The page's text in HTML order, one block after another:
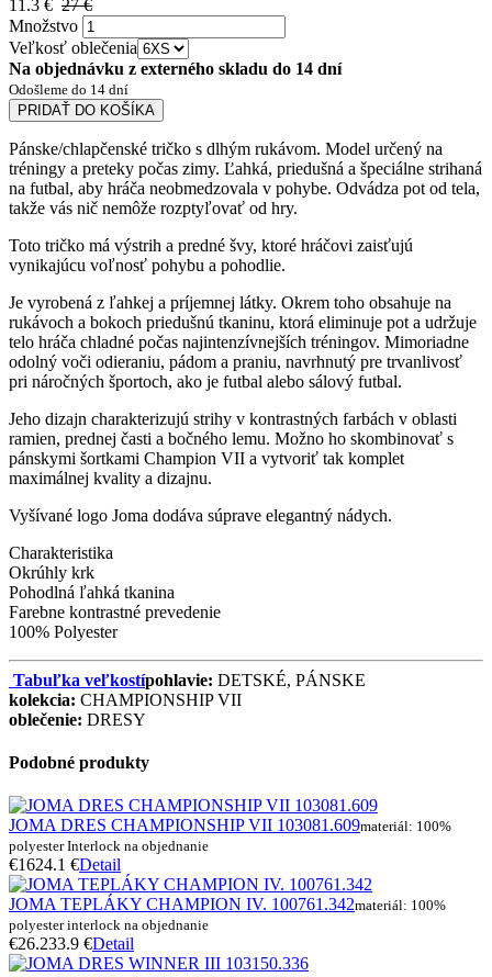
11.3 € 27 €
Množstvo
Veľkosť oblečenia
Na objednávku z externého skladu do 14 dní
Odošleme do 14 dní
PRIDAŤ DO KOŠÍKA
Pánske/chlapčenské tričko s dlhým rukávom. Model určený na
tréningy a preteky počas zimy. Ľahká, priedušná a špeciálne strihaná
na futbal, aby hráča neobmedzovala v pohybe. Odvádza pot od tela,
takže vás nič nemôže rozptyľovať od hry.
Toto tričko má výstrih a predné švy, ktoré hráčovi zaisťujú
vynikajúcu voľnosť pohybu a pohodlie.
Je vyrobená z ľahkej a príjemnej látky. Okrem toho obsahuje na
rukávoch a bokoch priedušnú tkaninu, ktorá eliminuje pot a udržuje
telo hráča chladné počas najintenzívnejších tréningov. Mimoriadne
odolný voči odieraniu, pádom a praniu, navrhnutý pre trvanlivosť
pri náročných športoch, ako je futbal alebo sálový futbal.
Jeho dizajn charakterizujú strihy v kontrastných farbách v oblasti
ramien, prednej časti a bočného lemu. Možno ho skombinovať s
pánskymi šortkami Champion VII a vytvoriť tak komplet
maximálnej kvality a dizajnu.
Vyšívané logo Joma dodáva súprave elegantný nádych.
Charakteristika
Okrúhly krk
Pohodlná ľahká tkanina
Farebne kontrastné prevedenie
100% Polyester
Tabuľka veľkostípohlavie: DETSKÉ, PÁNSKE
kolekcia: CHAMPIONSHIP VII
oblečenie: DRESY
Podobné produkty
JOMA DRES CHAMPIONSHIP VII 103081.609materiál: 100%
polyester Interlock na objednanie
€1624.1 €Detail
JOMA TEPLÁKY CHAMPION IV. 100761.342materiál: 100%
polyester interlock na objednanie
€26.233.9 €Detail